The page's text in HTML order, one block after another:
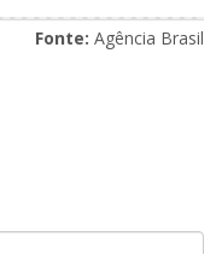
Fonte: Agência Brasil